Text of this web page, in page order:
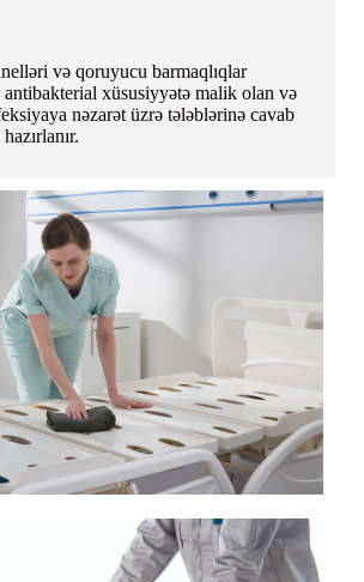
və qoruyucu barmaqlıqlar
xüsusiyyətə malik olan və
nəzarət üzrə tələblərinə cavab